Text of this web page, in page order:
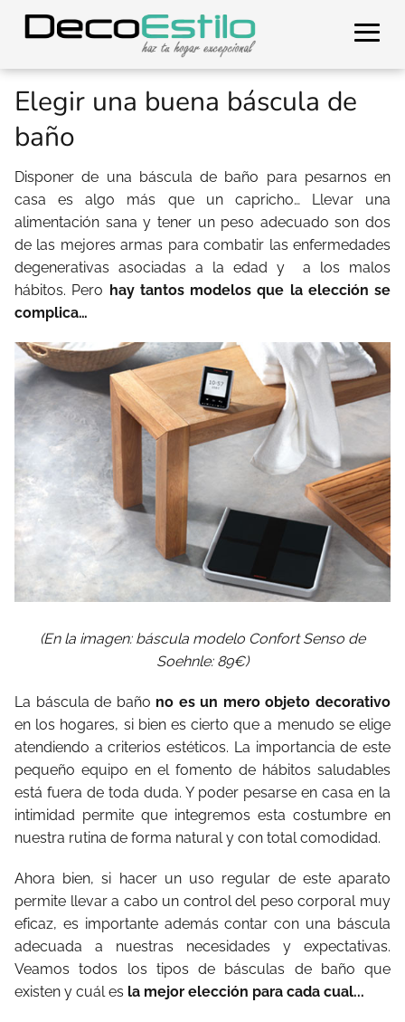
Elegir una buena báscula de
baño
Disponer de una báscula de baño para pesarnos en
casa es algo más que un capricho… Llevar una
alimentación sana y tener un peso adecuado son dos
de las mejores armas para combatir las enfermedades
degenerativas asociadas a la edad y a los malos
hábitos. Pero hay tantos modelos que la elección se
complica…
(En la imagen: báscula modelo Confort Senso de
Soehnle: 89€)
La báscula de baño no es un mero objeto decorativo
en los hogares, si bien es cierto que a menudo se elige
atendiendo a criterios estéticos. La importancia de este
pequeño equipo en el fomento de hábitos saludables
está fuera de toda duda. Y poder pesarse en casa en la
intimidad permite que integremos esta costumbre en
nuestra rutina de forma natural y con total comodidad.
Ahora bien, si hacer un uso regular de este aparato
permite llevar a cabo un control del peso corporal muy
eficaz, es importante además contar con una báscula
adecuada a nuestras necesidades y expectativas.
Veamos todos los tipos de básculas de baño que
existen y cuál es la mejor elección para cada cual...